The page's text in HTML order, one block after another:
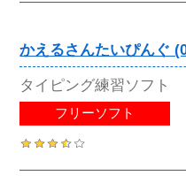
かえるさんたいぴんぐ
タイピング練習ソフト
フリーソフト